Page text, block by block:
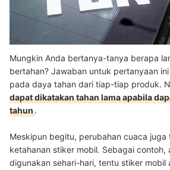
Mungkin Anda bertanya-tanya berapa
bertahan? Jawaban untuk pertanyaan
pada daya tahan dari tiap-tiap produk.
dapat dikatakan tahan lama apabila
tahun.
Meskipun begitu, perubahan cuaca juga
ketahanan stiker mobil. Sebagai contoh,
digunakan sehari-hari, tentu stiker mobil